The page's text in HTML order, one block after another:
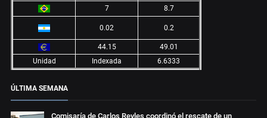
7 8.7
0.02 0.2
44.15
49.01
Unidad
Indexada 6.6333
ÚLTIMA SEMANA
Comisaría de Carlos Reyles coordinó el rescate de un